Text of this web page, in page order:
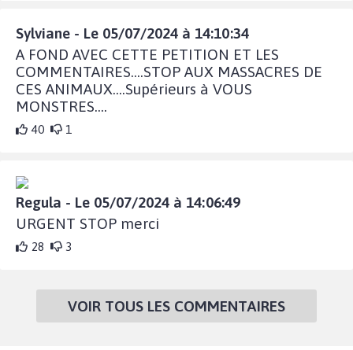
Sylviane - Le 05/07/2024 à 14:10:34
A FOND AVEC CETTE PETITION ET LES
COMMENTAIRES....STOP AUX MASSACRES DE
CES ANIMAUX....Supérieurs à VOUS
MONSTRES....
40 1
Regula - Le 05/07/2024 à 14:06:49
URGENT STOP merci
28 3
VOIR TOUS LES COMMENTAIRES